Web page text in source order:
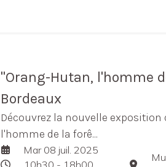
"Orang-Hutan, l'homme
Bordeaux
Découvrez la nouvelle
l'homme de la forê...
Mar 08 juil. 2025
10h30 - 18h00